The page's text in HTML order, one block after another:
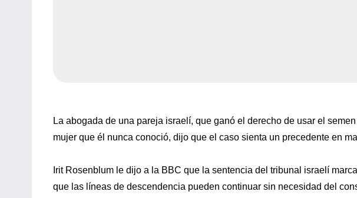
La abogada de una pareja israelí, que ganó el derecho de usar el
mujer que él nunca conoció, dijo que el caso sienta un precedente en
Irit Rosenblum le dijo a la BBC que la sentencia del tribunal israelí
que las líneas de descendencia pueden continuar sin necesidad del